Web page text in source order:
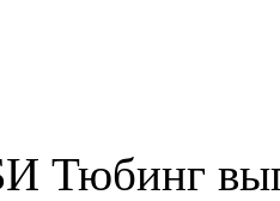
Тюбинг